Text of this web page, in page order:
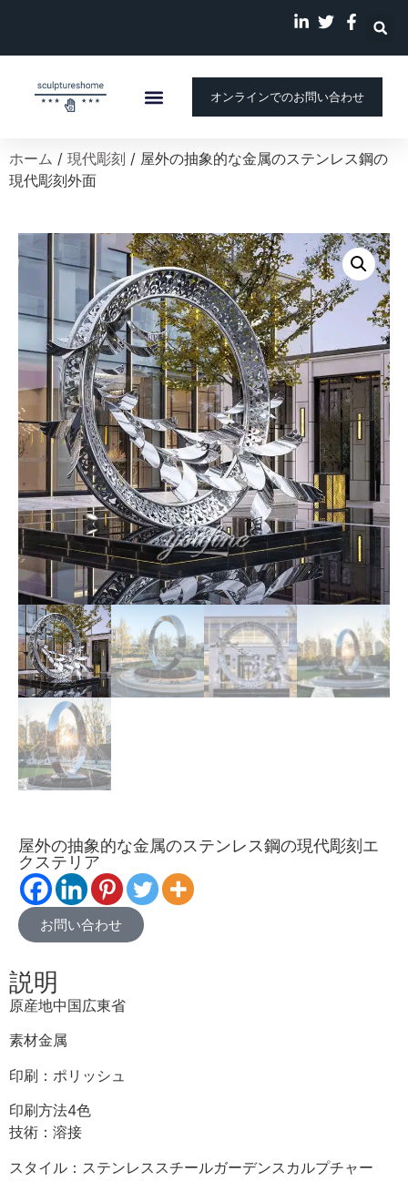
オンラインでのお問い合わせ
ホーム / 現代彫刻 / 屋外の抽象的な金属のステンレス鋼の
現代彫刻外面
屋外の抽象的な金属のステンレス鋼の現代彫刻エ
クステリア
お問い合わせ
説明
原産地中国広東省
素材金属
印刷：ポリッシュ
印刷方法4色
技術：溶接
スタイル：ステンレススチールガーデンスカルプチャー